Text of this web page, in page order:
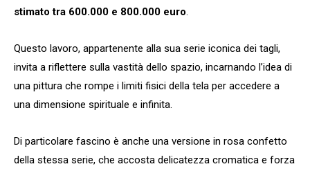
stimato tra 600.000 e 800.000 euro.
Questo lavoro, appartenente alla sua serie iconica dei tagli,
invita a riflettere sulla vastità dello spazio, incarnando l’idea di
una pittura che rompe i limiti fisici della tela per accedere a
una dimensione spirituale e infinita.
Di particolare fascino è anche una versione in rosa confetto
della stessa serie, che accosta delicatezza cromatica e forza